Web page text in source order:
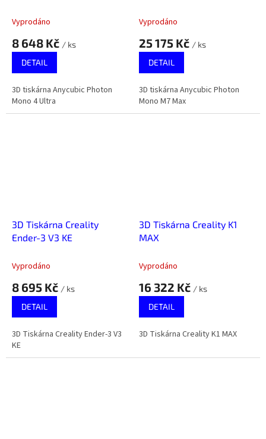
Vyprodáno
8 648 Kč / ks
DETAIL
3D tiskárna Anycubic Photon
Mono 4 Ultra
Vyprodáno
25 175 Kč / ks
DETAIL
3D tiskárna Anycubic Photon
Mono M7 Max
3D Tiskárna Creality
Ender-3 V3 KE
Vyprodáno
8 695 Kč / ks
DETAIL
3D Tiskárna Creality Ender-3 V3
KE
3D Tiskárna Creality K1
MAX
Vyprodáno
16 322 Kč / ks
DETAIL
3D Tiskárna Creality K1 MAX